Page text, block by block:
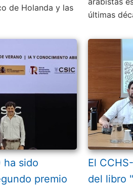
de Holanda y las
últimas
ha sido
premio
El
del libro